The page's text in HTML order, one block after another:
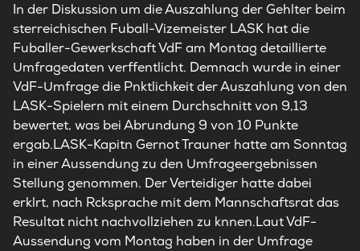
In der Diskussion um die Auszahlung der Gehlter beim
sterreichischen Fuball-Vizemeister LASK hat die
Fuballer-Gewerkschaft VdF am Montag detaillierte
Umfragedaten verffentlicht. Demnach wurde in einer
VdF-Umfrage die Pnktlichkeit der Auszahlung von den
LASK-Spielern mit einem Durchschnitt von 9,13
bewertet, was bei Abrundung 9 von 10 Punkte
ergab.LASK-Kapitn Gernot Trauner hatte am Sonntag
in einer Aussendung zu den Umfrageergebnissen
Stellung genommen. Der Verteidiger hatte dabei
erklrt, nach Rcksprache mit dem Mannschaftsrat das
Resultat nicht nachvollziehen zu knnen.Laut VdF-
Aussendung vom Montag haben in der Umfrage